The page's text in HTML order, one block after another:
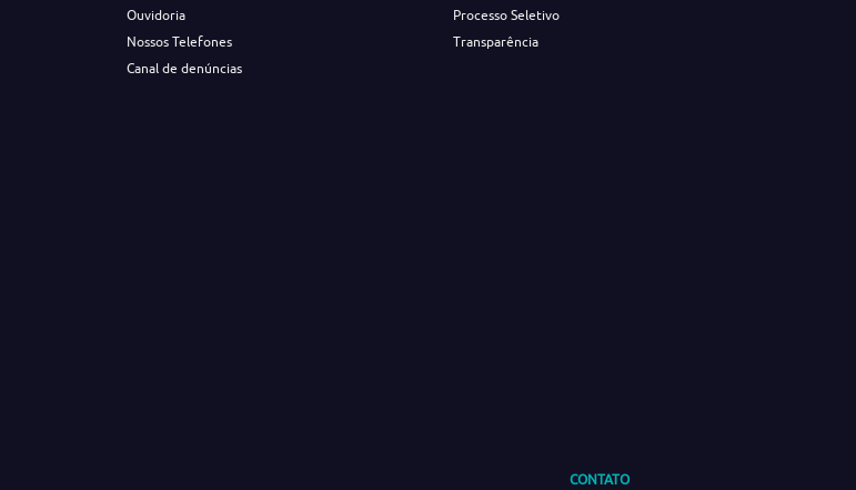
Ouvidoria
Nossos Telefones
Canal de denúncias
Processo Seletivo
Transparência
CONTATO